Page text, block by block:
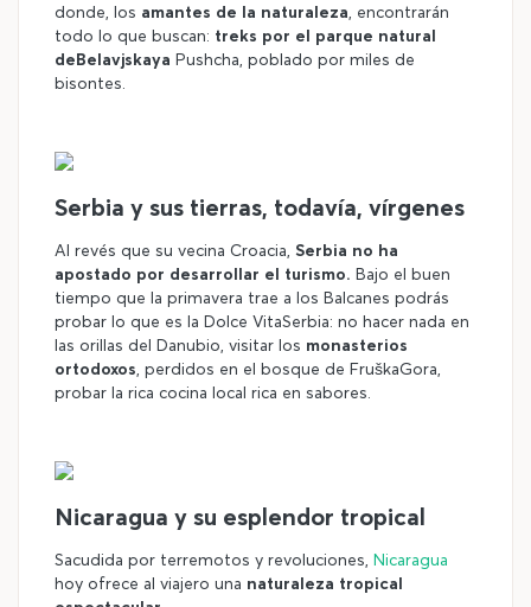
donde, los amantes de la naturaleza, encontrarán
todo lo que buscan: treks por el parque natural
deBelavjskaya Pushcha, poblado por miles de
bisontes.
Serbia y sus tierras, todavía, vírgenes
Al revés que su vecina Croacia, Serbia no ha
apostado por desarrollar el turismo. Bajo el buen
tiempo que la primavera trae a los Balcanes podrás
probar lo que es la Dolce VitaSerbia: no hacer nada en
las orillas del Danubio, visitar los monasterios
ortodoxos, perdidos en el bosque de FruškaGora,
probar la rica cocina local rica en sabores.
Nicaragua y su esplendor tropical
Sacudida por terremotos y revoluciones, Nicaragua
hoy ofrece al viajero una naturaleza tropical